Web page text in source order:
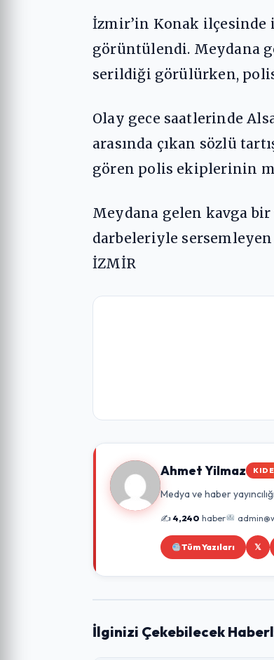
İzmir’in Konak ilçesinde
görüntülendi. Meydana
serildiği görülürken,
Olay gece saatlerinde
arasında çıkan sözlü
gören polis ekiplerinin
Meydana gelen kavga
darbeleriyle
İZMİR
Ahmet Yilmaz
Medya ve haber
✍️4,240 haber
Tüm Yazıları 𝕏
İlginizi Çekebilecek